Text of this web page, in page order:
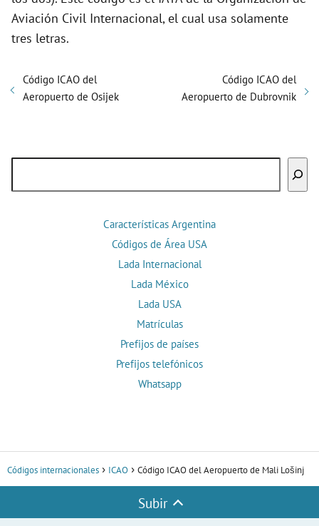
Aviación Civil Internacional, el cual usa solamente
tres letras.
Código ICAO del
Aeropuerto de Osijek
Código ICAO del
Aeropuerto de Dubrovnik
Características Argentina
Códigos de Área USA
Lada Internacional
Lada México
Lada USA
Matrículas
Prefijos de países
Prefijos telefónicos
Whatsapp
Códigos internacionales ICAO Código ICAO del Aeropuerto de Mali Lošinj
Subir